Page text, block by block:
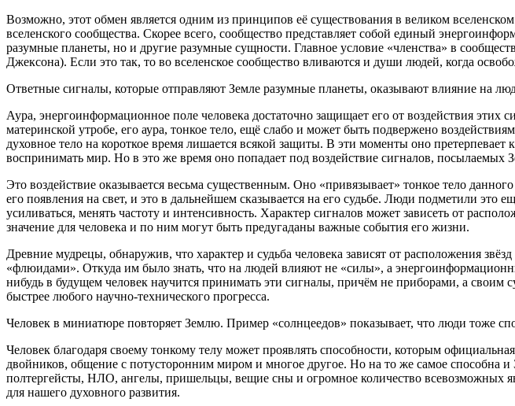
Возможно, этот обмен является одним из принципов её существования в великом
вселенского сообщества. Скорее всего, сообщество представляет собой единый
разумные планеты, но и другие разумные сущности. Главное условие «членства» в
Джексона). Если это так, то во вселенское сообщество вливаются и души людей, когда
Ответные сигналы, которые отправляют Земле разумные планеты, оказывают влияние на
Аура, энергоинформационное поле человека достаточно защищает его от воздействия этих
материнской утробе, его аура, тонкое тело, ещё слабо и может быть подвержено
духовное тело на короткое время лишается всякой защиты. В эти моменты оно претерпевает
воспринимать мир. Но в это же время оно попадает под воздействие сигналов,
Это воздействие оказывается весьма существенным. Оно «привязывает» тонкое тело
его появления на свет, и это в дальнейшем сказывается на его судьбе. Люди подметили это
усиливаться, менять частоту и интенсивность. Характер сигналов может зависеть от
значение для человека и по ним могут быть предугаданы важные события его жизни.
Древние мудрецы, обнаружив, что характер и судьба человека зависят от расположения
«флюидами». Откуда им было знать, что на людей влияют не «силы», а
нибудь в будущем человек научится принимать эти сигналы, причём не приборами, а
быстрее любого научно-технического прогресса.
Человек в миниатюре повторяет Землю. Пример «солнцеедов» показывает, что люди тоже
Человек благодаря своему тонкому телу может проявлять способности, которым
двойников, общение с потусторонним миром и многое другое. Но на то же самое способна
полтергейсты, НЛО, ангелы, пришельцы, вещие сны и огромное количество
для нашего духовного развития.